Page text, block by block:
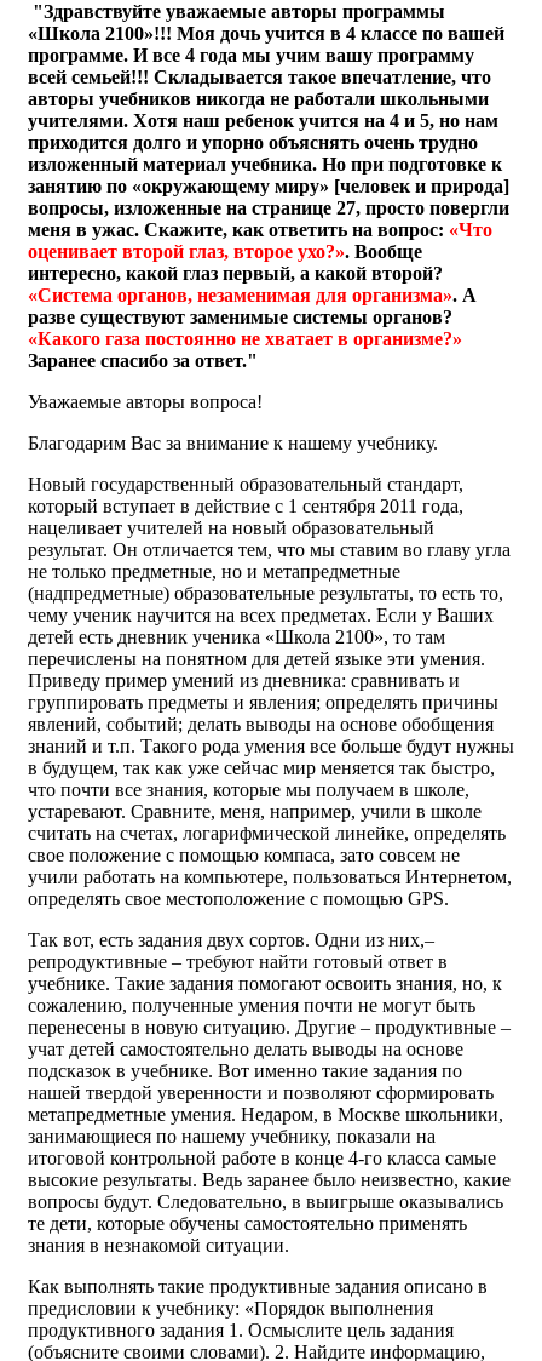
"Здравствуйте уважаемые авторы программы
«Школа 2100»!!! Моя дочь учится в 4 классе по вашей
программе. И все 4 года мы учим вашу программу
всей семьей!!! Складывается такое впечатление, что
авторы учебников никогда не работали школьными
учителями. Хотя наш ребенок учится на 4 и 5, но нам
приходится долго и упорно объяснять очень трудно
изложенный материал учебника. Но при подготовке к
занятию по «окружающему миру» [человек и природа]
вопросы, изложенные на странице 27, просто повергли
меня в ужас. Скажите, как ответить на вопрос: «Что
оценивает второй глаз, второе ухо?». Вообще
интересно, какой глаз первый, а какой второй?
«Система органов, незаменимая для организма». А
разве существуют заменимые системы органов?
«Какого газа постоянно не хватает в организме?»
Заранее спасибо за ответ."
Уважаемые авторы вопроса!
Благодарим Вас за внимание к нашему учебнику.
Новый государственный образовательный стандарт,
который вступает в действие с 1 сентября 2011 года,
нацеливает учителей на новый образовательный
результат. Он отличается тем, что мы ставим во главу угла
не только предметные, но и метапредметные
(надпредметные) образовательные результаты, то есть то,
чему ученик научится на всех предметах. Если у Ваших
детей есть дневник ученика «Школа 2100», то там
перечислены на понятном для детей языке эти умения.
Приведу пример умений из дневника: сравнивать и
группировать предметы и явления; определять причины
явлений, событий; делать выводы на основе обобщения
знаний и т.п. Такого рода умения все больше будут нужны
в будущем, так как уже сейчас мир меняется так быстро,
что почти все знания, которые мы получаем в школе,
устаревают. Сравните, меня, например, учили в школе
считать на счетах, логарифмической линейке, определять
свое положение с помощью компаса, зато совсем не
учили работать на компьютере, пользоваться Интернетом,
определять свое местоположение с помощью GPS.
Так вот, есть задания двух сортов. Одни из них,–
репродуктивные – требуют найти готовый ответ в
учебнике. Такие задания помогают освоить знания, но, к
сожалению, полученные умения почти не могут быть
перенесены в новую ситуацию. Другие – продуктивные –
учат детей самостоятельно делать выводы на основе
подсказок в учебнике. Вот именно такие задания по
нашей твердой уверенности и позволяют сформировать
метапредметные умения. Недаром, в Москве школьники,
занимающиеся по нашему учебнику, показали на
итоговой контрольной работе в конце 4-го класса самые
высокие результаты. Ведь заранее было неизвестно, какие
вопросы будут. Следовательно, в выигрыше оказывались
те дети, которые обучены самостоятельно применять
знания в незнакомой ситуации.
Как выполнять такие продуктивные задания описано в
предисловии к учебнику: «Порядок выполнения
продуктивного задания 1. Осмыслите цель задания
(объясните своими словами). 2. Найдите информацию,